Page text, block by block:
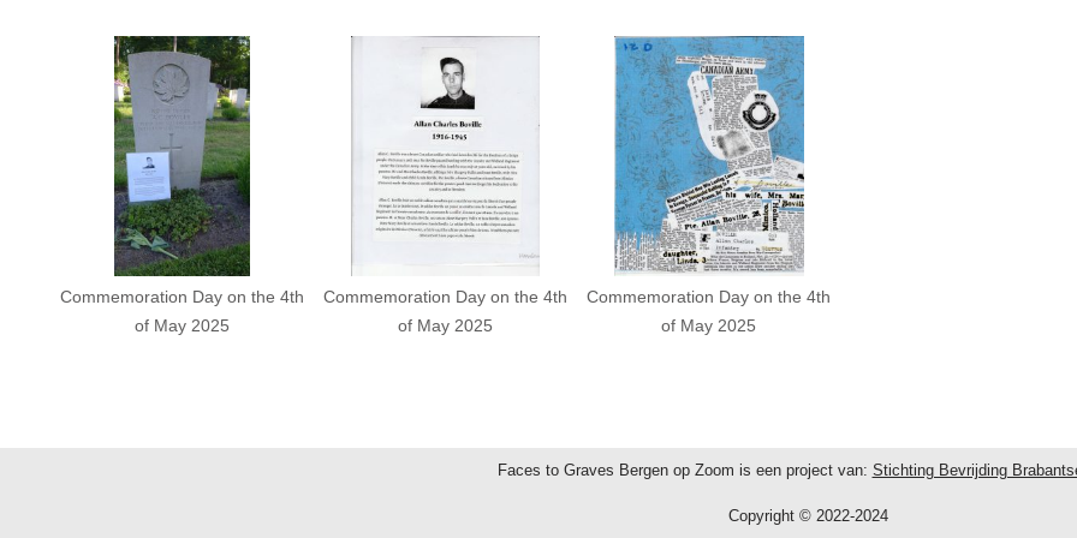
Commemoration Day on the 4th
of May 2025
Commemoration Day on the 4th
of May 2025
Commemoration Day on the 4th
of May 2025
Faces to Graves Bergen op Zoom is een project van: Stichting Bevrijding
Copyright © 2022-2024